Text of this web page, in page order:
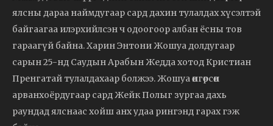
ялсны дараа наймдугаар сард дахин тулалдах хүсэлтэй
байгаагаа илэрхийлсэн ч одоогоор албан ёсны тов
гараагүй байна. Харин Энтони Жошуа долдугаар
сарын 25-нд Саудын Арабын Жедда хотод Кристиан
Пренгатай тулалдахаар болжээ. Жошуа өнгөрсөн
арванхоёрдугаар сард Жейк Полыг зургаа дахь
раундад ялснаас хойш анх удаа рингэнд гарах гэж